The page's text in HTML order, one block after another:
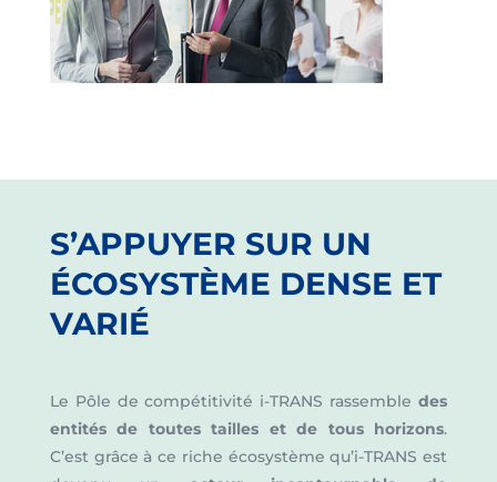
S’APPUYER SUR UN
ÉCOSYSTÈME DENSE ET
VARIÉ
Le Pôle de compétitivité i-TRANS rassembledes
entités de toutes tailles et de tous horizons.
C’est grâce à ce riche écosystème qu’i-TRANS est